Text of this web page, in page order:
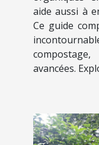
aide aussi à
Ce guide
avancées.